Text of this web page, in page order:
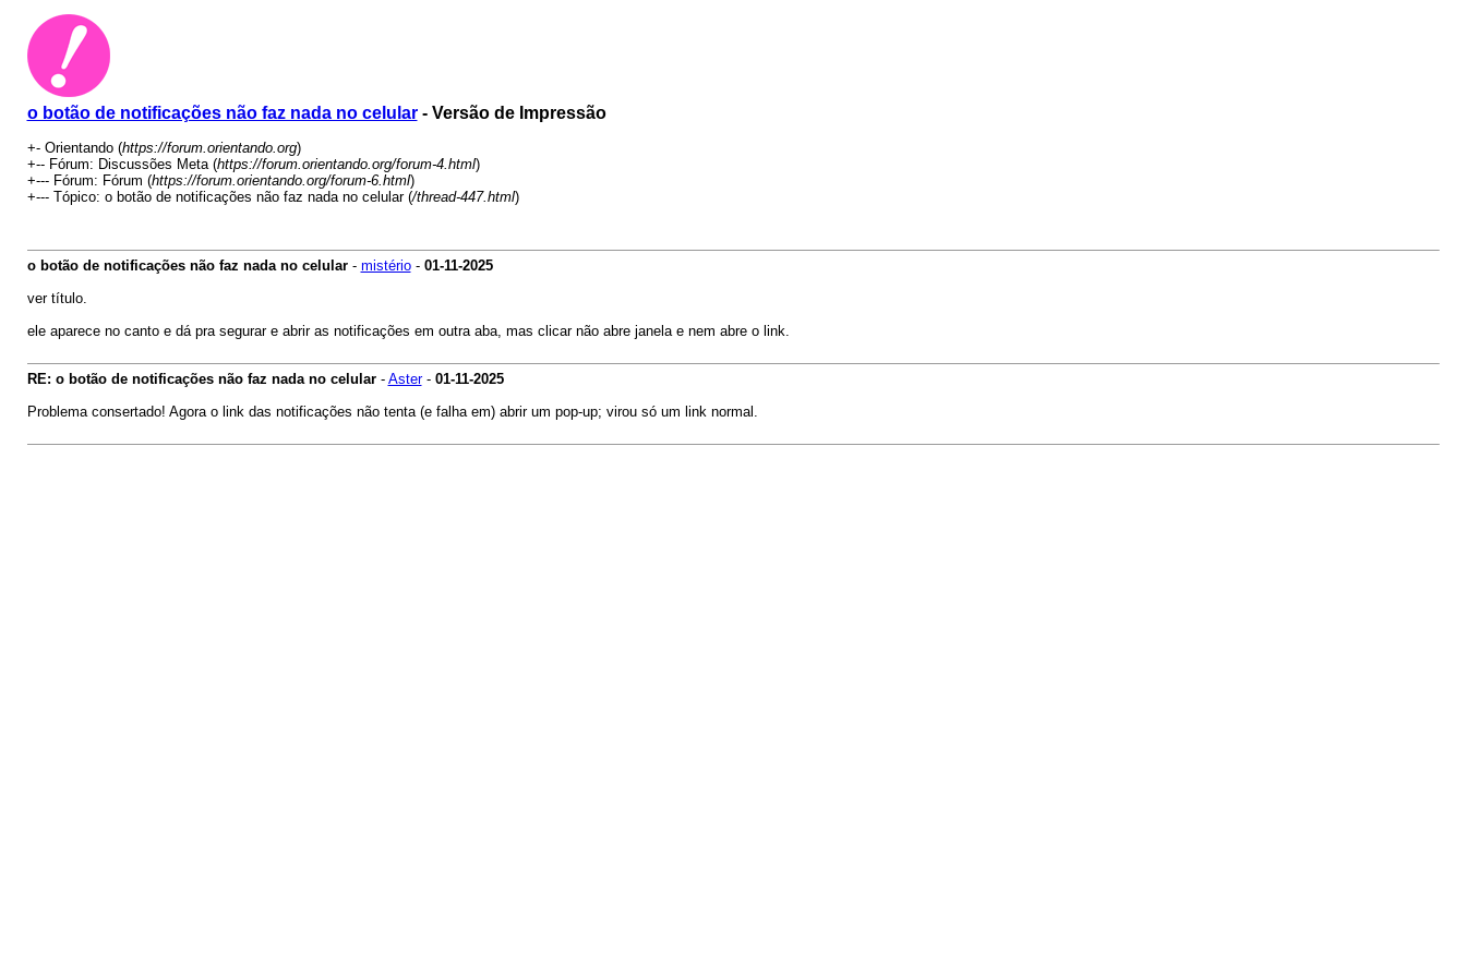
o botão de notificações não faz nada no celular- Versão de Impressão
+- Orientando (https://forum.orientando.org)
+-- Fórum: Discussões Meta (https://forum.orientando.org/forum-4.html)
+--- Fórum: Fórum (https://forum.orientando.org/forum-6.html)
+--- Tópico: o botão de notificações não faz nada no celular (/thread-447.html)
o botão de notificações não faz nada no celular- mistério- 01-11-2025
ver título.
ele aparece no canto e dá pra segurar e abrir as notificações em outra aba, mas clicar não abre janela e nem abre o link.
RE: o botão de notificações não faz nada no celular- Aster- 01-11-2025
Problema consertado! Agora o link das notificações não tenta (e falha em) abrir um pop-up; virou só um link normal.